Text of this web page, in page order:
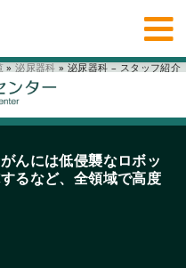
» 泌尿器科 » 泌尿器科 – スタッフ紹介
んには低侵襲なロボッ
るなど、全領域で高度